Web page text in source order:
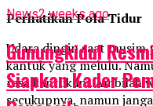
Perhatikan Pola Tidur
Udara dingin saat musim
kantuk yang melulu.
rasa kantuk ini. Ambilah
secukupnya, namun
News2 weeks ago
Gunungkidul
Siapkan Kader